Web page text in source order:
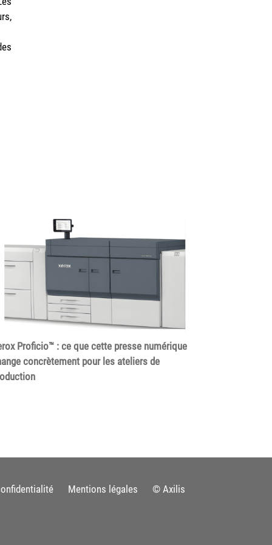
Proficio™ : ce que cette presse numérique
concrètement pour les ateliers de
Mentions légales © Axilis